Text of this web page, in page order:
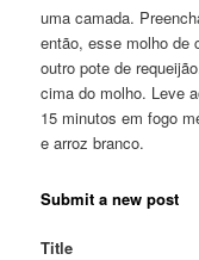
uma camada.
então, esse molho de
outro pote de
cima do molho. Leve
15 minutos em fogo
e arroz branco.
Submit a new post
Title